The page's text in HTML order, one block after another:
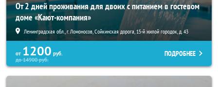
От 2 дней проживания для двоих с питанием в гостевом
доме «Кают-компания»
Ленинградская обл., г. Ломоносов, Сойкинская дорога, 15-й жилой городок, д. 43
от 1200 руб.
до14900руб.
ПОДРОБНЕЕ